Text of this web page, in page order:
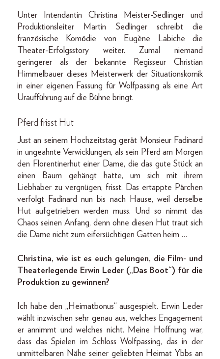
Unter Intendantin Christina Meister-Sedlinger und
Produktionsleiter Martin Sedlinger schreibt die
französische Komödie von Eugène Labiche die
Theater-Erfolgsstory weiter. Zumal niemand
geringerer als der bekannte Regisseur Christian
Himmelbauer dieses Meisterwerk der Situationskomik
in einer eigenen Fassung für Wolfpassing als eine Art
Uraufführung auf die Bühne bringt.
Pferd frisst Hut
Just an seinem Hochzeitstag gerät Monsieur Fadinard
in ungeahnte Verwicklungen, als sein Pferd am Morgen
den Florentinerhut einer Dame, die das gute Stück an
einen Baum gehängt hatte, um sich mit ihrem
Liebhaber zu vergnügen, frisst. Das ertappte Pärchen
verfolgt Fadinard nun bis nach Hause, weil derselbe
Hut aufgetrieben werden muss. Und so nimmt das
Chaos seinen Anfang, denn ohne diesen Hut traut sich
die Dame nicht zum eifersüchtigen Gatten heim …
Christina, wie ist es euch gelungen, die Film- und
Theaterlegende Erwin Leder („Das Boot“) für die
Produktion zu gewinnen?
Ich habe den „Heimatbonus“ ausgespielt. Erwin Leder
wählt inzwischen sehr genau aus, welches Engagement
er annimmt und welches nicht. Meine Hoffnung war,
dass das Spielen im Schloss Wolfpassing, das in der
unmittelbaren Nähe seiner geliebten Heimat Ybbs an